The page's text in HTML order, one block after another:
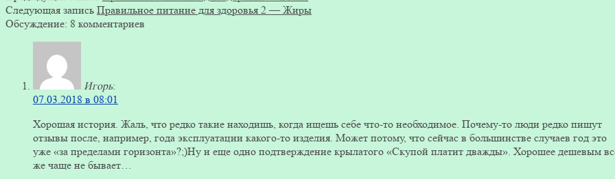
Следующая запись Правильное питание для здоровья 2 — Жиры
Обсуждение: 8 комментариев
Игорь:
07.03.2018 в 08:01
Хорошая история. Жаль, что редко такие находишь, когда ищешь себе что-то необходимое. Почему-то люди редко пишут
отзывы после, например, года эксплуатации какого-то изделия. Может потому, что сейчас в большинстве случаев год это
уже «за пределами горизонта»?;)Ну и еще одно подтверждение крылатого «Скупой платит дважды». Хорошее дешевым
же чаще не бывает…